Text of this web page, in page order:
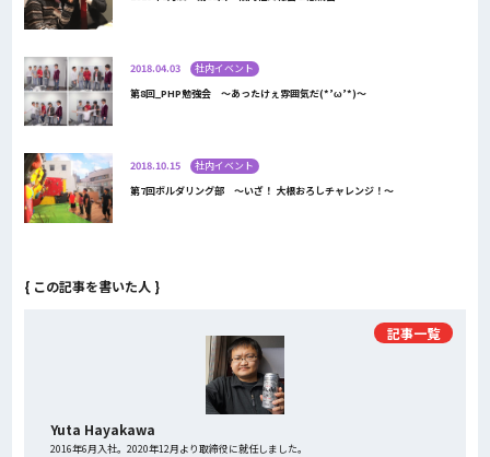
2018.04.03
社内イベント
第8回_PHP勉強会 ～あったけぇ雰囲気だ(*’ω’*)～
2018.10.15
社内イベント
第7回ボルダリング部 ～いざ！ 大根おろしチャレンジ！～
{ この記事を書いた人 }
Yuta Hayakawa
2016年6月入社。2020年12月より取締役に就任しました。
記事一覧